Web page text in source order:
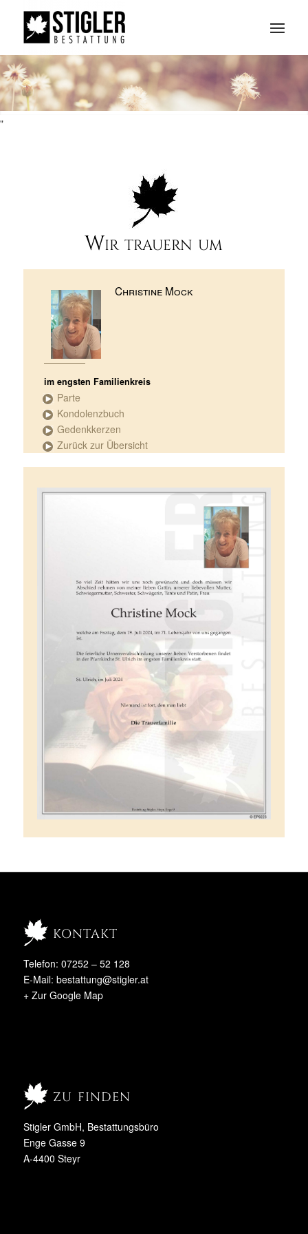
"
Wir trauern um
Christine Mock
im engsten Familienkreis
Parte
Kondolenzbuch
Gedenkkerzen
Zurück zur Übersicht
kontakt
Telefon: 07252 – 52 128
E-Mail: bestattung@stigler.at
+ Zur Google Map
zu finden
Stigler GmbH, Bestattungsbüro
Enge Gasse 9
A-4400 Steyr